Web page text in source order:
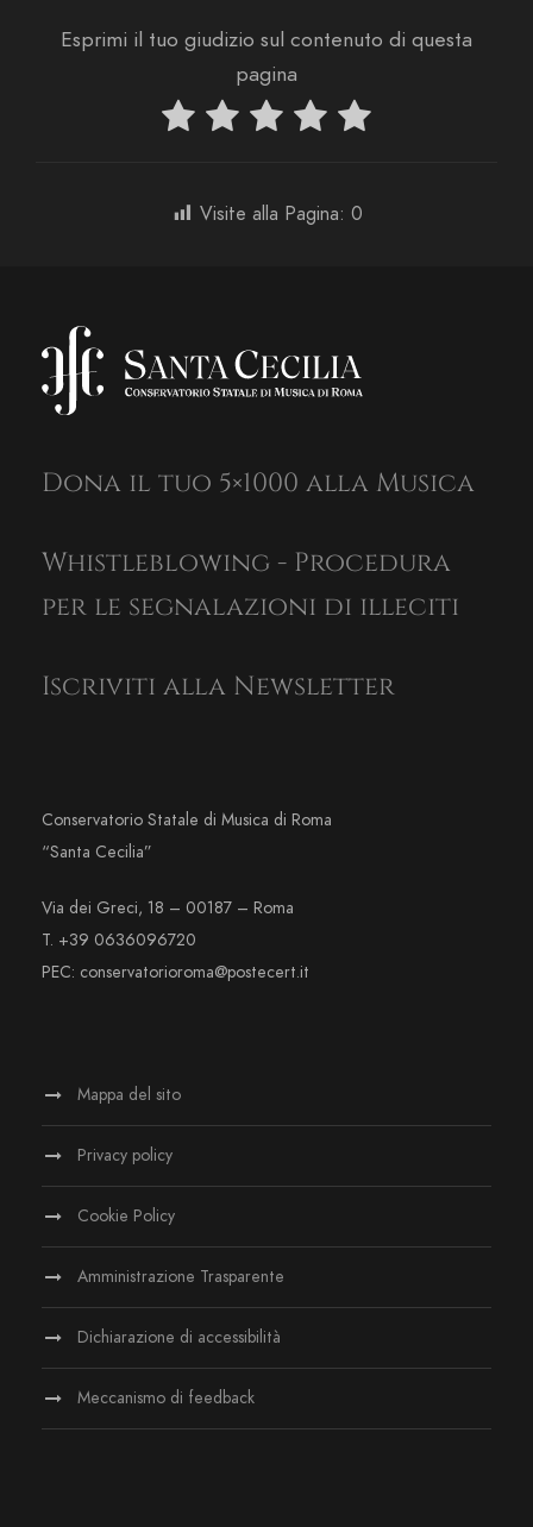
Esprimi il tuo giudizio sul contenuto di questa
pagina
Visite alla Pagina: 0
Dona il tuo 5×1000 alla Musica
Whistleblowing - Procedura
per le segnalazioni di illeciti
Iscriviti alla Newsletter
Conservatorio Statale di Musica di Roma
“Santa Cecilia”
Via dei Greci, 18 – 00187 – Roma
T. +39 0636096720
PEC: conservatorioroma@postecert.it
Mappa del sito
Privacy policy
Cookie Policy
Amministrazione Trasparente
Dichiarazione di accessibilità
Meccanismo di feedback